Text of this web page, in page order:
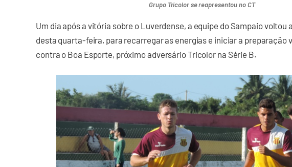
Grupo Tricolor se reapresentou no CT
Um dia após a vitória sobre o Luverdense, a equipe do Sampaio voltou
desta quarta-feira, para recarregar as energias e iniciar a preparação
contra o Boa Esporte, próximo adversário Tricolor na Série B.